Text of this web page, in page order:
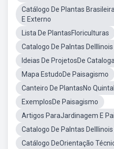
Catálogo De Plantas
E Externo
Lista De PlantasFloriculturas
Catalogo De Palntas
Ideias De ProjetosDe
Mapa EstudoDe Paisagismo
Canteiro De PlantasNo Quintal
ExemplosDe Paisagismo
Artigos ParaJardinagem E
Catalogo De Palntas DeIllinois
Catálogo DeOrientação